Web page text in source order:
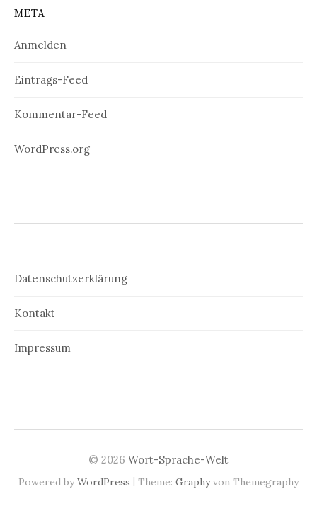
META
Anmelden
Eintrags-Feed
Kommentar-Feed
WordPress.org
Datenschutzerklärung
Kontakt
Impressum
© 2026 Wort-Sprache-Welt
Powered byWordPress | Theme: Graphyvon Themegraphy